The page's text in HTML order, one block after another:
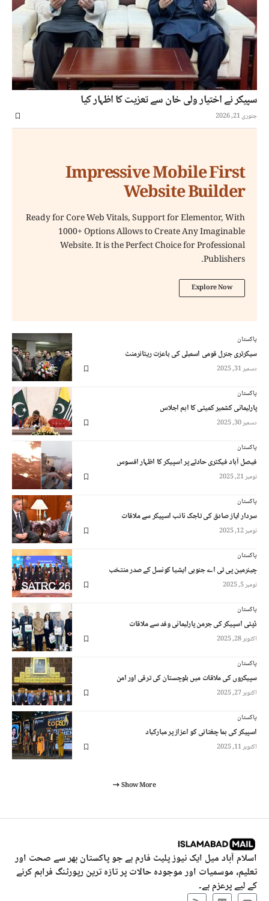
سپیکر نے اختیار ولی خان سے تعزیت کا اظہار کیا
جنوری 21, 2026
Impressive Mobile First
Website Builder
Ready for Core Web Vitals, Support for Elementor, With
1000+ Options Allows to Create Any Imaginable
Website. It is the Perfect Choice for Professional
Publishers.
Explore Now
پاکستان
سیکرٹری جنرل قومی اسمبلی کی باعزت ریٹائرمنٹ
دسمبر 31, 2025
پاکستان
پارلیمانی کشمیر کمیٹی کا اہم اجلاس
دسمبر 30, 2025
پاکستان
فیصل آباد فیکٹری حادثے پر اسپیکر کا اظہار افسوس
نومبر 21, 2025
پاکستان
سردار ایاز صادق کی تاجک نائب اسپیکر سے ملاقات
نومبر 12, 2025
پاکستان
چیئرمین پی ٹی اے جنوبی ایشیا کونسل کے صدر منتخب
نومبر 5, 2025
پاکستان
ڈپٹی اسپیکر کی جرمن پارلیمانی وفد سے ملاقات
اکتوبر 28, 2025
پاکستان
سپیکروں کی ملاقات میں بلوچستان کی ترقی اور امن
اکتوبر 27, 2025
پاکستان
اسپیکر کی ہما چغتائی کو اعزاز پر مبارکباد
اکتوبر 11, 2025
Show More
اسلام آباد میل ایک نیوز پلیٹ فارم ہے جو پاکستان بھر سے صحت اور
تعلیم، موسمیات اور موجودہ حالات پر تازہ ترین رپورٹنگ فراہم کرنے
کے لیے پرعزم ہے۔